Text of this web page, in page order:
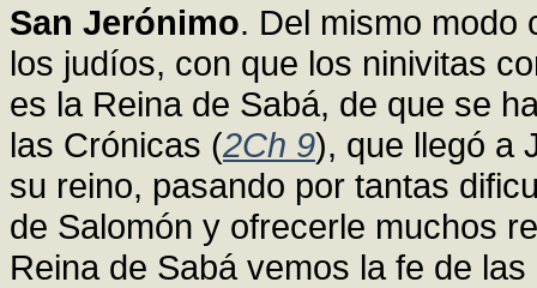
San Jerónimo. Del mismo modo
los judíos, con que los ninivitas
es la Reina de Sabá, de que se
las Crónicas (2Ch 9), que llegó a
su reino, pasando por tantas
de Salomón y ofrecerle muchos
Reina de Sabá vemos la fe de